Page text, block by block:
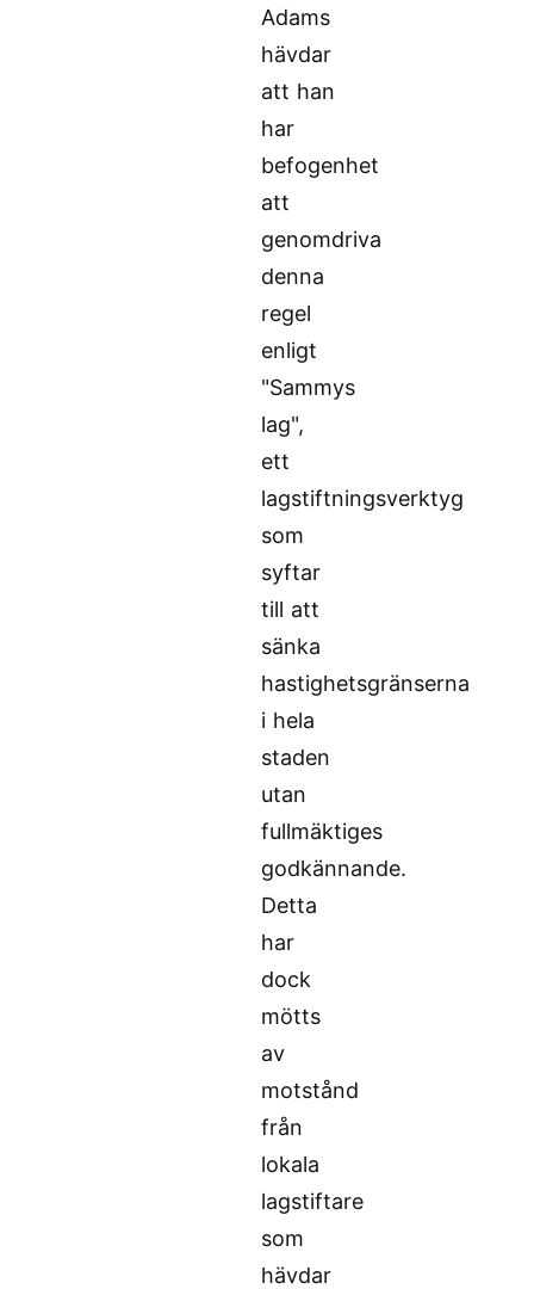
Adams
hävdar
att han
har
befogenhet
att
genomdriva
denna
regel
enligt
"Sammys
lag",
ett
lagstiftningsverktyg
som
syftar
till att
sänka
hastighetsgränserna
i hela
staden
utan
fullmäktiges
godkännande.
Detta
har
dock
mötts
av
motstånd
från
lokala
lagstiftare
som
hävdar